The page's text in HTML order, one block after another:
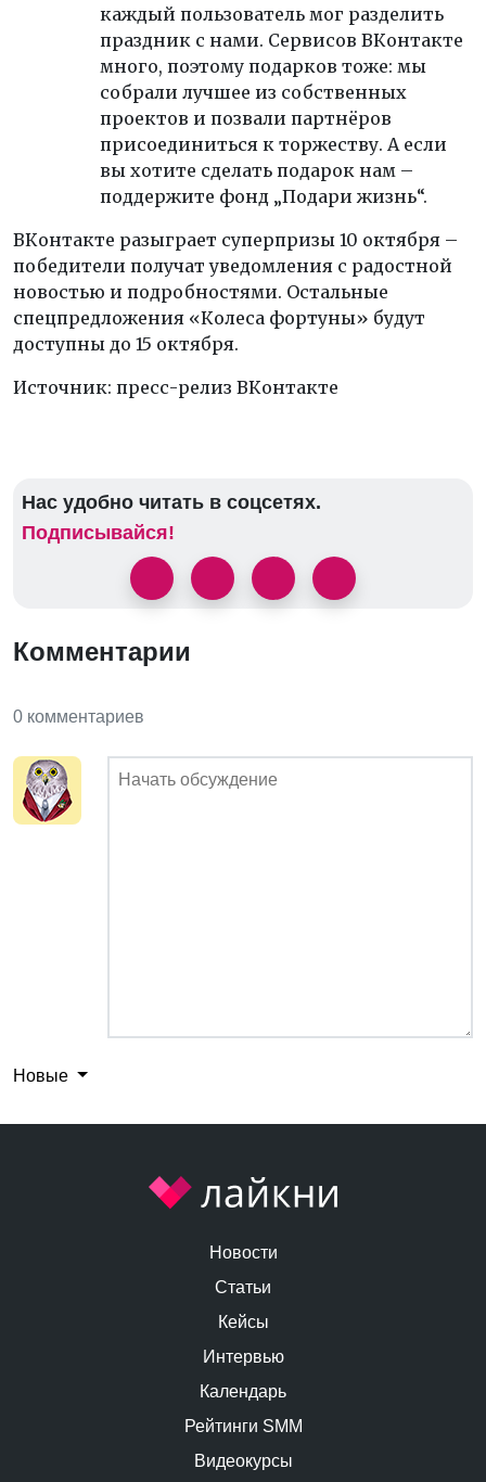
каждый пользователь мог разделить
праздник с нами. Сервисов ВКонтакте
много, поэтому подарков тоже: мы
собрали лучшее из собственных
проектов и позвали партнёров
присоединиться к торжеству. А если
вы хотите сделать подарок нам –
поддержите фонд „Подари жизнь“.
ВКонтакте разыграет суперпризы 10 октября –
победители получат уведомления с радостной
новостью и подробностями. Остальные
спецпредложения «Колеса фортуны» будут
доступны до 15 октября.
Источник: пресс-релиз ВКонтакте
Нас удобно читать в соцсетях.
Подписывайся!
Комментарии
0 комментариев
Новые
Новости
Статьи
Кейсы
Интервью
Календарь
Рейтинги SMM
Видеокурсы